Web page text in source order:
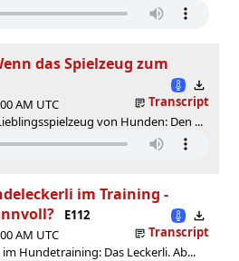
das Spielzeug zum
AM UTC
Transcript
von Hunden: Den ...
im Training -
E112
AM UTC
Transcript
Hundetraining: Das Leckerli. Ab...